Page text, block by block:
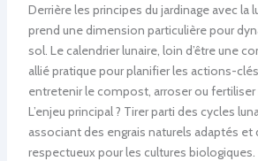
Derrière les principes du jardinage avec la
prend une dimension particulière pour
sol. Le calendrier lunaire, loin d’être une
allié pratique pour planifier les actions-
entretenir le compost, arroser ou
L’enjeu principal ? Tirer parti des cycles
associant des engrais naturels adaptés et
respectueux pour les cultures biologiques.